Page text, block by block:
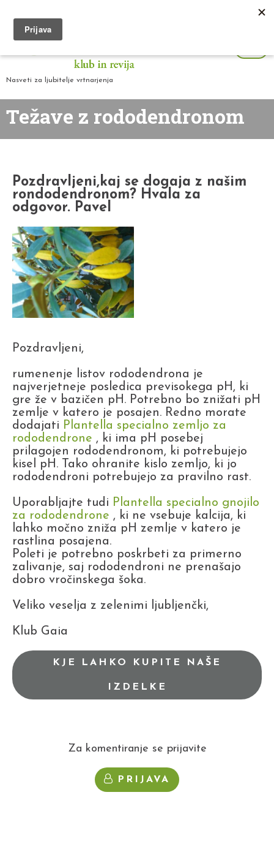
Nasveti za ljubitelje vrtnarjenja
Težave z rododendronom
Pozdravljeni,kaj se dogaja z našim
rondodendronom? Hvala za
odgovor. Pavel
Pozdravljeni,
rumenenje listov rododendrona je
najverjetneje posledica previsokega pH, ki
gre že v bazičen pH. Potrebno bo znižati pH
zemlje v katero je posajen. Redno morate
dodajati Plantella specialno zemljo za
rododendrone , ki ima pH posebej
prilagojen rododendronom, ki potrebujejo
kisel pH. Tako ohranite kislo zemljo, ki jo
rododendroni potrebujejo za pravilno rast.
Uporabljajte tudi Plantella specialno gnojilo
za rododendrone , ki ne vsebuje kalcija, ki
lahko močno zniža pH zemlje v katero je
rastlina posajena.
Poleti je potrebno poskrbeti za primerno
zalivanje, saj rododendroni ne prenašajo
dobro vročinskega šoka.
Veliko veselja z zelenimi ljubljenčki,
Klub Gaia
KJE LAHKO KUPITE NAŠE
IZDELKE
Za komentiranje se prijavite
PRIJAVA